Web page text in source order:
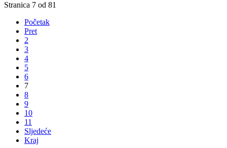
Stranica 7 od 81
Početak
Pret
2
3
4
5
6
7
8
9
10
11
Sljedeće
Kraj